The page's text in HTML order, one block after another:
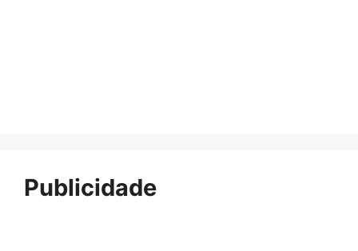
Publicidade